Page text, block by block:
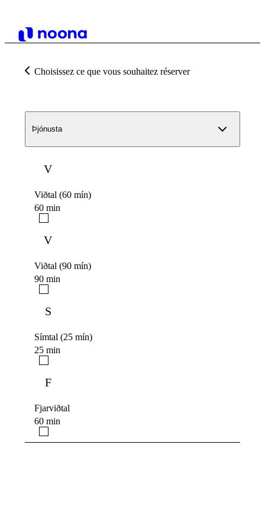
Choisissez ce que vous souhaitez réserver
Þjónusta
V
Viðtal (60 mín)
60 min
V
Viðtal (90 mín)
90 min
S
Símtal (25 mín)
25 min
F
Fjarviðtal
60 min